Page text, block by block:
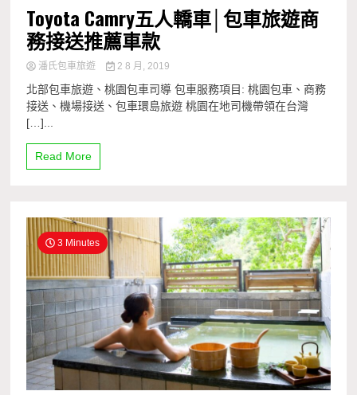
Toyota Camry五人轎車│包車旅遊商
務接送推薦車款
潘氏包車旅遊 2 8 月, 2019
北部包車旅遊、桃園包車司導 包車服務項目: 桃園包車、商務
接送、機場接送、包車環島旅遊 桃園在地司機帶領在台灣
[…]...
Read More
3 Minutes